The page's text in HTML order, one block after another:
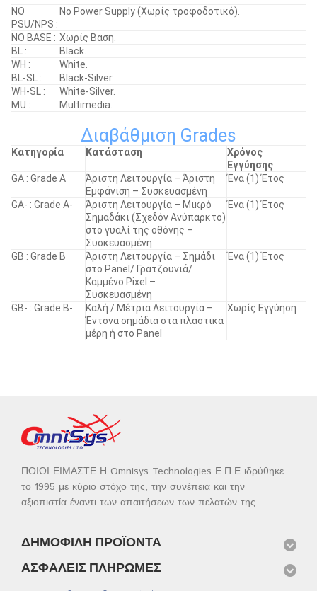
ΝΟ
PSU/NPS :
No Power Supply (Χωρίς τροφοδοτικό).
NO BASE : Χωρίς Βάση.
BL :
Black.
WH :
White.
BL-SL :
Black-Silver.
WH-SL :
White-Silver.
MU :
Multimedia.
Διαβάθμιση Grades
Κατηγορία Κατάσταση
Χρόνος
Εγγύησης
GA : Grade A
Άριστη Λειτουργία – Άριστη
Εμφάνιση – Συσκευασμένη
Ένα (1) Έτος
GA- : Grade A-
Άριστη Λειτουργία – Μικρό
Σημαδάκι (Σχεδόν Ανύπαρκτο)
στο γυαλί της οθόνης –
Συσκευασμένη
Ένα (1) Έτος
GB : Grade B
Άριστη Λειτουργία – Σημάδι
στο Panel/ Γρατζουνιά/
Καμμένο Pixel –
Συσκευασμένη
Ένα (1) Έτος
GB- : Grade B-
Καλή / Μέτρια Λειτουργία –
Έντονα σημάδια στα πλαστικά
μέρη ή στο Panel
Χωρίς Εγγύηση
ΠΟΙΟΙ ΕΙΜΑΣΤΕ Η Omnisys Technologies Ε.Π.Ε ιδρύθηκε
το 1995 με κύριο στόχο της, την συνέπεια και την
αξιοπιστία έναντι των απαιτήσεων των πελατών της.
ΔΗΜΟΦΙΛΉ ΠΡΟΪΌΝΤΑ
ΑΣΦΑΛΕΊΣ ΠΛΗΡΩΜΈΣ